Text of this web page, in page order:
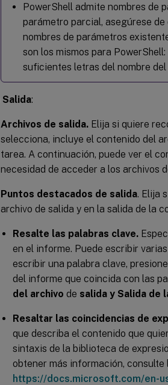
PowerShell admite nombres de
parámetro parcial, asegúrese
nombres de parámetros
son los mismos para PowerShell:
suficientes letras del nombre
Salida:
Archivos de salida. Elija si quiere
selecciona, incluye el contenido del
tarea. A continuación, puede ver el
necesidad de acceder a los archivos
Puntos destacados de salida. Elija
archivo de salida y en la salida de la
Resalte las palabras clave.
en el informe. Puede escribir
escribir una palabra clave, presione
del informe que coincida con las
del archivo de salida y Salida de
Resaltar las coincidencias de
que describa el contenido que
sintaxis de la biblioteca de
obtener más información,
https://docs.microsoft.com/en-